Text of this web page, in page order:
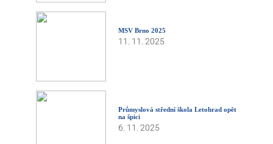
MSV Brno 2025
11. 11. 2025
Průmyslová střední škola Letohrad opět
na špici
6. 11. 2025